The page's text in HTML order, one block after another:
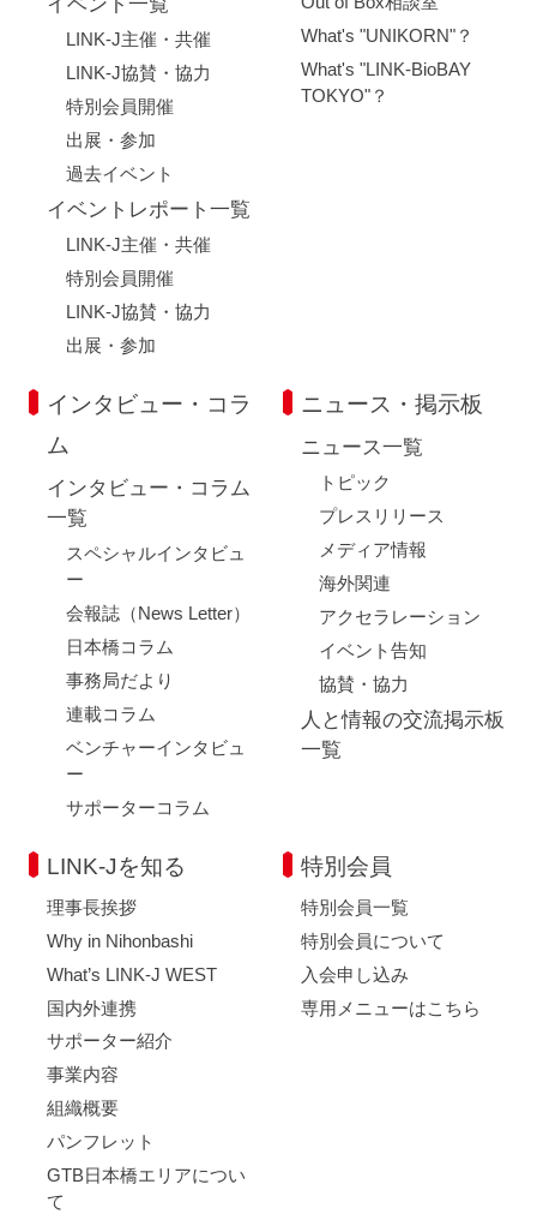
イベント一覧
LINK-J主催・共催
LINK-J協賛・協力
特別会員開催
出展・参加
過去イベント
イベントレポート一覧
LINK-J主催・共催
特別会員開催
LINK-J協賛・協力
出展・参加
What's "UNIKORN"？
What's "LINK-BioBAY
TOKYO"？
インタビュー・コラ
ム
インタビュー・コラム
一覧
スペシャルインタビュ
ー
会報誌（News Letter）
日本橋コラム
事務局だより
連載コラム
ベンチャーインタビュ
ー
サポーターコラム
ニュース・掲示板
ニュース一覧
トピック
プレスリリース
メディア情報
海外関連
アクセラレーション
イベント告知
協賛・協力
人と情報の交流掲示板
一覧
LINK-Jを知る
理事長挨拶
Why in Nihonbashi
What’s LINK-J WEST
国内外連携
サポーター紹介
事業内容
組織概要
パンフレット
GTB日本橋エリアについ
て
特別会員
特別会員一覧
特別会員について
入会申し込み
専用メニューはこちら